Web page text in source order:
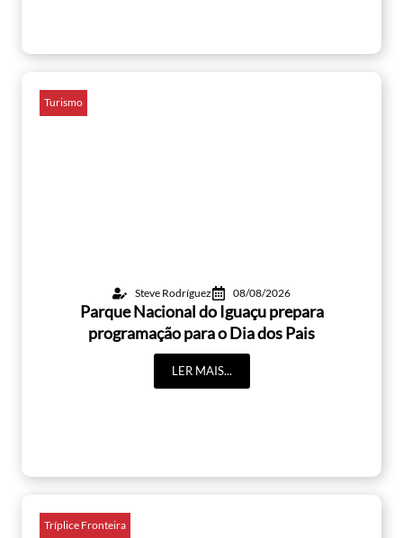
Turismo
Steve Rodríguez 08/08/2026
Parque Nacional do Iguaçu prepara
programação para o Dia dos Pais
LER MAIS...
Tríplice Fronteira